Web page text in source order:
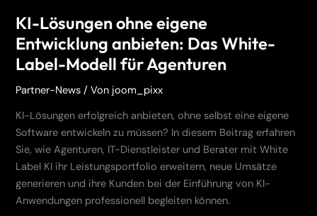
KI-Lösungen ohne eigene
Entwicklung anbieten: Das White-
Label-Modell für Agenturen
Partner-News / Von joom_pixx
KI-Lösungen erfolgreich anbieten, ohne selbst eine eigene
Software entwickeln zu müssen? In diesem Beitrag erfahren
Sie, wie Agenturen, IT-Dienstleister und Berater mit White
Label KI ihr Leistungsportfolio erweitern, neue Umsätze
generieren und ihre Kunden bei der Einführung von KI-
Anwendungen professionell begleiten können.